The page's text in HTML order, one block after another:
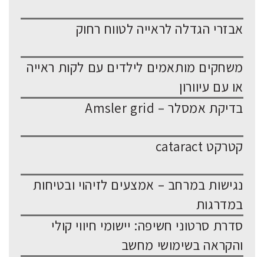
אבזרי הגדלה לראייה לטווח רחוק
משחקים מותאמים לילדים עם לקות ראייה
או עם עיוורון
בדיקת אמסלר – Amsler grid
קטרקט cataract
נגישות במרחב – אמצעים לזיהוי ובטיחות
במדרגות
סדרת סרטוני חשיפה: יישומי חיווי קולי
והקראה בשימושי מחשב